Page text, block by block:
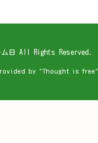
日 All Rights Reserved.
by "Thought is free